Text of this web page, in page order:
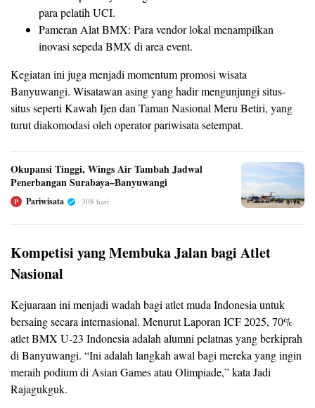
para pelatih UCI.
Pameran Alat BMX: Para vendor lokal menampilkan
inovasi sepeda BMX di area event.
Kegiatan ini juga menjadi momentum promosi wisata
Banyuwangi. Wisatawan asing yang hadir mengunjungi situs-
situs seperti Kawah Ijen dan Taman Nasional Meru Betiri, yang
turut diakomodasi oleh operator pariwisata setempat.
Okupansi Tinggi, Wings Air Tambah Jadwal
Penerbangan Surabaya–Banyuwangi
P Pariwisata 308 hari
Kompetisi yang Membuka Jalan bagi Atlet
Nasional
Kejuaraan ini menjadi wadah bagi atlet muda Indonesia untuk
bersaing secara internasional. Menurut Laporan ICF 2025, 70%
atlet BMX U-23 Indonesia adalah alumni pelatnas yang berkiprah
di Banyuwangi. “Ini adalah langkah awal bagi mereka yang ingin
meraih podium di Asian Games atau Olimpiade,” kata Jadi
Rajagukguk.